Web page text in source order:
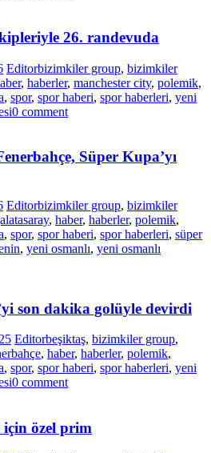
26. randevuda
Editorbizimkiler group, bizimkiler
, haberler, manchester city, polemik,
, spor, spor haberi, spor haberleri, yeni
0 comment
Süper Kupa’yı
Editorbizimkiler group, bizimkiler
, haber, haberler, polemik,
, spor, spor haberi, spor haberleri, süper
, yeni osmanlı, yeni osmanlı
son dakika golüyle devirdi
Editorbeşiktaş, bizimkiler group,
, haber, haberler, polemik,
, spor, spor haberi, spor haberleri, yeni
0 comment
için özel prim